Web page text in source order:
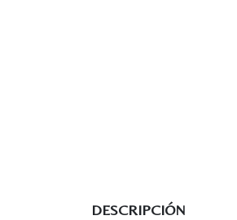
DESCRIPCIÓN